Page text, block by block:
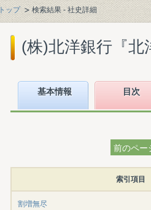
トップ 検索結果 - 社史詳細
(株)北洋銀行『北
基本情報 目次
前のペー
索引項目
割増無尽